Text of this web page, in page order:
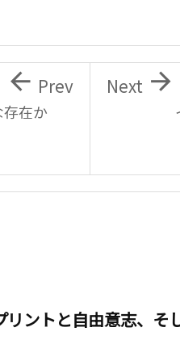

Next
在か
 Prev
リントと自由意志、そ